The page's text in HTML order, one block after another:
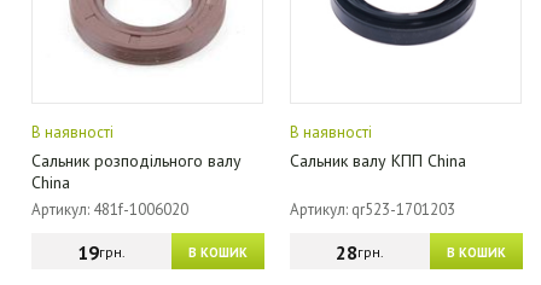
В наявності
Сальник розподільного валу
China
Артикул: 481f-1006020
В КОШИК
19грн.
В наявності
Сальник валу КПП China
Артикул: qr523-1701203
В КОШИК
28грн.